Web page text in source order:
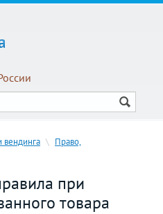
вендинга \ Право,
при
товара